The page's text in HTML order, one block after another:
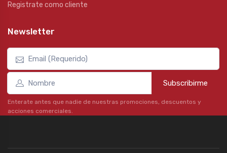
Registrate como cliente
Newsletter
Subscribirme
Enterate antes que nadie de nuestras promociones, descuentos y
acciones comerciales.